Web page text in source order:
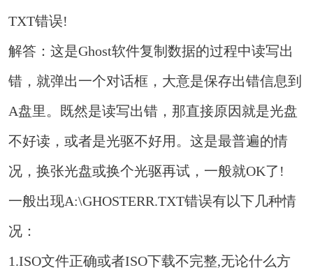
TXT错误!
解答：这是Ghost软件复制数据的过程中读写出
错，就弹出一个对话框，大意是保存出错信息到
A盘里。既然是读写出错，那直接原因就是光盘
不好读，或者是光驱不好用。这是最普遍的情
况，换张光盘或换个光驱再试，一般就OK了!
一般出现A:\GHOSTERR.TXT错误有以下几种情
况：
1.ISO文件正确或者ISO下载不完整,无论什么方